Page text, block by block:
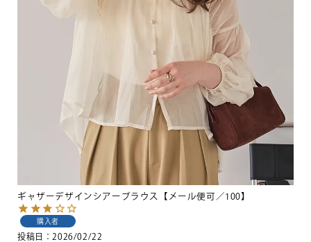
ギャザーデザインシアーブラウス【メール便可／100】
購入者
投稿日 2026/02/22